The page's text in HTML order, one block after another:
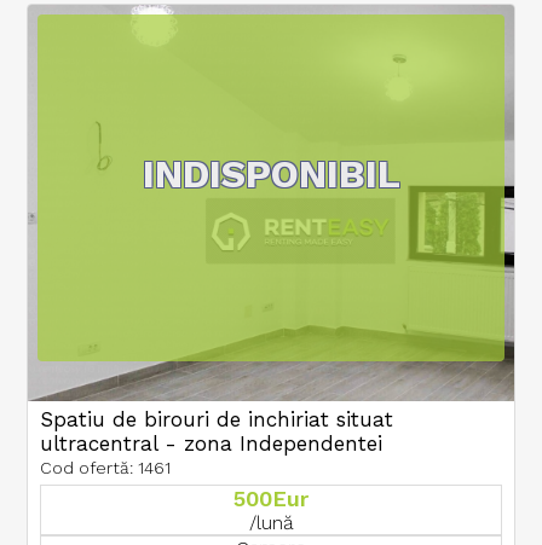
INDISPONIBIL
Spatiu de birouri de inchiriat situat
ultracentral - zona Independentei
Cod ofertă: 1461
500Eur
/lună